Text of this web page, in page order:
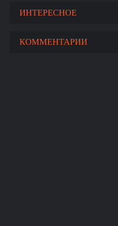
ИНТЕРЕСНОЕ
КОММЕНТАРИИ